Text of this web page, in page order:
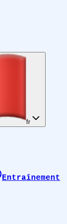
fr
Entraînement